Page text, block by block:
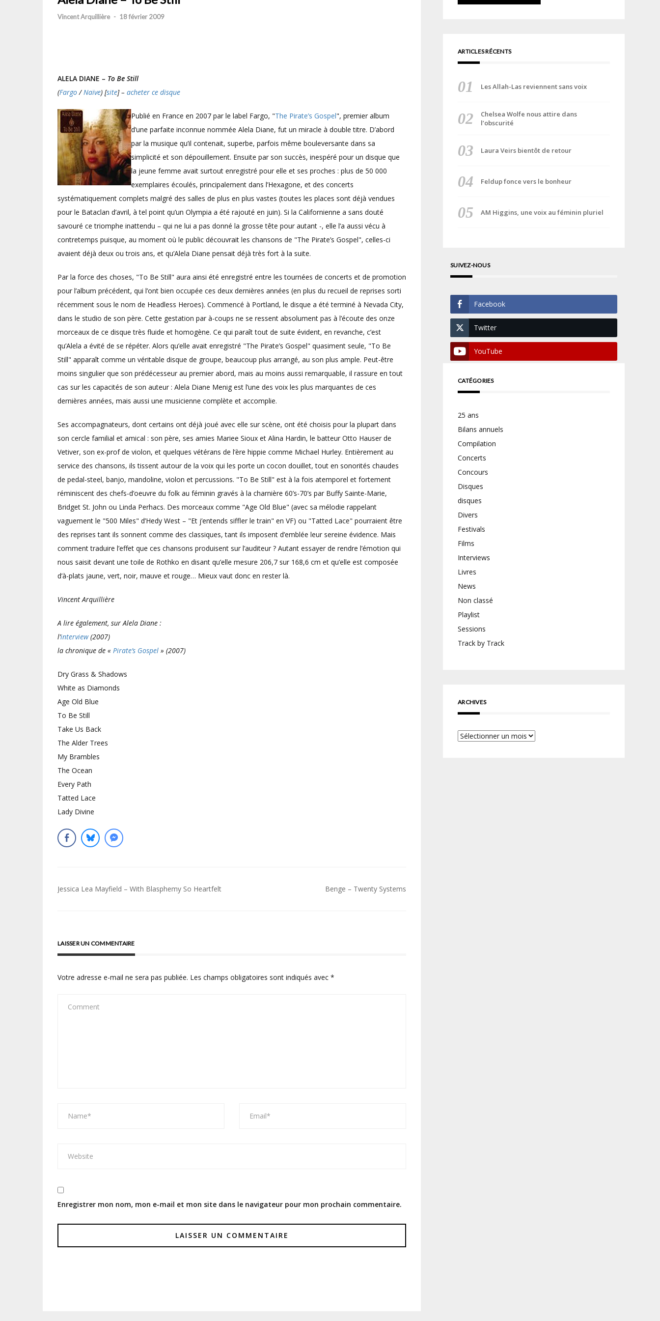
Vincent Arquillière - 18 février 2009
ALELA DIANE – To Be Still
(Fargo/Naïve) [site] – acheter ce disque
Publié en France en 2007 par le label Fargo, "The Pirate’s Gospel", premier album
d’une parfaite inconnue nommée Alela Diane, fut un miracle à double titre. D’abord
par la musique qu’il contenait, superbe, parfois même bouleversante dans sa
simplicité et son dépouillement. Ensuite par son succès, inespéré pour un disque que
la jeune femme avait surtout enregistré pour elle et ses proches : plus de 50 000
exemplaires écoulés, principalement dans l’Hexagone, et des concerts
systématiquement complets malgré des salles de plus en plus vastes (toutes les places sont déjà vendues
pour le Bataclan d’avril, à tel point qu’un Olympia a été rajouté en juin). Si la Californienne a sans douté
savouré ce triomphe inattendu – qui ne lui a pas donné la grosse tête pour autant -, elle l’a aussi vécu à
contretemps puisque, au moment où le public découvrait les chansons de "The Pirate’s Gospel", celles-ci
avaient déjà deux ou trois ans, et qu’Alela Diane pensait déjà très fort à la suite.
Par la force des choses, "To Be Still" aura ainsi été enregistré entre les tournées de concerts et de promotion
pour l’album précédent, qui l’ont bien occupée ces deux dernières années (en plus du recueil de reprises sorti
récemment sous le nom de Headless Heroes). Commencé à Portland, le disque a été terminé à Nevada City,
dans le studio de son père. Cette gestation par à-coups ne se ressent absolument pas à l’écoute des onze
morceaux de ce disque très fluide et homogène. Ce qui paraît tout de suite évident, en revanche, c’est
qu’Alela a évité de se répéter. Alors qu’elle avait enregistré "The Pirate’s Gospel" quasiment seule, "To Be
Still" apparaît comme un véritable disque de groupe, beaucoup plus arrangé, au son plus ample. Peut-être
moins singulier que son prédécesseur au premier abord, mais au moins aussi remarquable, il rassure en tout
cas sur les capacités de son auteur : Alela Diane Menig est l’une des voix les plus marquantes de ces
dernières années, mais aussi une musicienne complète et accomplie.
Ses accompagnateurs, dont certains ont déjà joué avec elle sur scène, ont été choisis pour la plupart dans
son cercle familial et amical : son père, ses amies Mariee Sioux et Alina Hardin, le batteur Otto Hauser de
Vetiver, son ex-prof de violon, et quelques vétérans de l’ère hippie comme Michael Hurley. Entièrement au
service des chansons, ils tissent autour de la voix qui les porte un cocon douillet, tout en sonorités chaudes
de pedal-steel, banjo, mandoline, violon et percussions. "To Be Still" est à la fois atemporel et fortement
réminiscent des chefs-d’oeuvre du folk au féminin gravés à la charnière 60’s-70’s par Buffy Sainte-Marie,
Bridget St. John ou Linda Perhacs. Des morceaux comme "Age Old Blue" (avec sa mélodie rappelant
vaguement le "500 Miles" d’Hedy West – "Et j’entends siffler le train" en VF) ou "Tatted Lace" pourraient être
des reprises tant ils sonnent comme des classiques, tant ils imposent d’emblée leur sereine évidence. Mais
comment traduire l’effet que ces chansons produisent sur l’auditeur ? Autant essayer de rendre l’émotion qui
nous saisit devant une toile de Rothko en disant qu’elle mesure 206,7 sur 168,6 cm et qu’elle est composée
d’à-plats jaune, vert, noir, mauve et rouge… Mieux vaut donc en rester là.
Vincent Arquillière
A lire également, sur Alela Diane :
l’interview(2007)
la chronique de « Pirate’s Gospel » (2007)
Dry Grass & Shadows
White as Diamonds
Age Old Blue
To Be Still
Take Us Back
The Alder Trees
My Brambles
The Ocean
Every Path
Tatted Lace
Lady Divine
Navigation
Jessica Lea Mayfield – With Blasphemy So Heartfelt Benge – Twenty Systems
LAISSER UN COMMENTAIRE
Votre adresse e-mail ne sera pas publiée. Les champs obligatoires sont indiqués avec *
Enregistrer mon nom, mon e-mail et mon site dans le navigateur pour mon prochain commentaire.
ARTICLES RÉCENTS
Les Allah-Las reviennent sans voix
Chelsea Wolfe nous attire dans
l’obscurité
Laura Veirs bientôt de retour
Feldup fonce vers le bonheur
AM Higgins, une voix au féminin pluriel
SUIVEZ-NOUS
Facebook
Twitter
YouTube
CATÉGORIES
25 ans
Bilans annuels
Compilation
Concerts
Concours
Disques
disques
Divers
Festivals
Films
Interviews
Livres
News
Non classé
Playlist
Sessions
Track by Track
ARCHIVES
Archives